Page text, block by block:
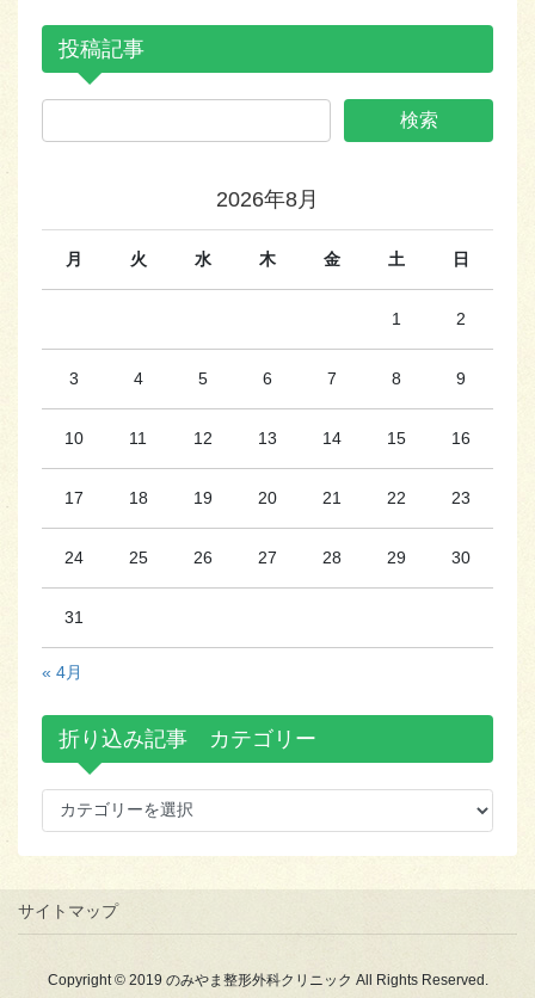
投稿記事
2026年8月
月 火 水 木 金 土 日
1 2
3 4 5 6 7 8 9
10 11 12 13 14 15 16
17 18 19 20 21 22 23
24 25 26 27 28 29 30
31
« 4月
折り込み記事 カテゴリー
事
テ
サイトマップ
Copyright © 2019 のみやま整形外科クリニック All Rights Reserved.